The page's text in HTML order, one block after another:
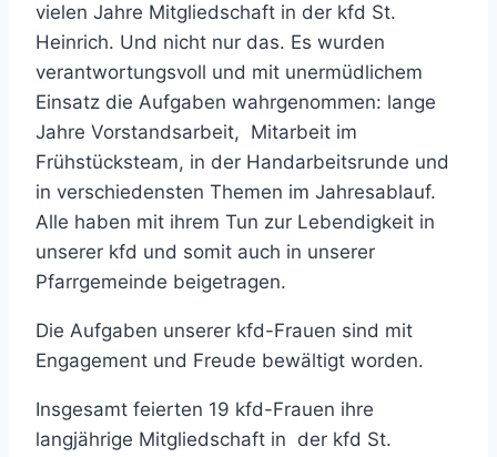
vielen Jahre Mitgliedschaft in der kfd St.
Heinrich. Und nicht nur das. Es wurden
verantwortungsvoll und mit unermüdlichem
Einsatz die Aufgaben wahrgenommen: lange
Jahre Vorstandsarbeit, Mitarbeit im
Frühstücksteam, in der Handarbeitsrunde und
in verschiedensten Themen im Jahresablauf.
Alle haben mit ihrem Tun zur Lebendigkeit in
unserer kfd und somit auch in unserer
Pfarrgemeinde beigetragen.
Die Aufgaben unserer kfd-Frauen sind mit
Engagement und Freude bewältigt worden.
Insgesamt feierten 19 kfd-Frauen ihre
langjährige Mitgliedschaft in der kfd St.